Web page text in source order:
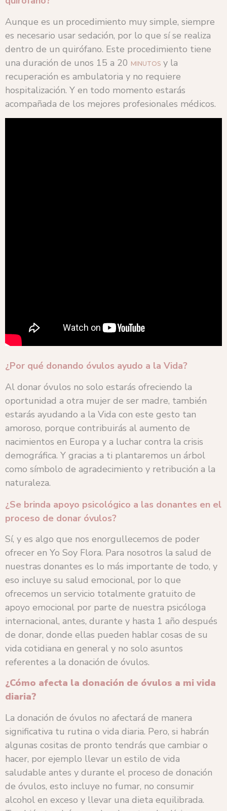
Aunque es un procedimiento muy simple, siempre
es necesario usar sedación, por lo que sí se realiza
dentro de un quirófano. Este procedimiento tiene
una duración de unos 15 a 20 MINUTOS y la
recuperación es ambulatoria y no requiere
hospitalización. Y en todo momento estarás
acompañada de los mejores profesionales médicos.
¿Por qué donando óvulos ayudo a la Vida?
Al donar óvulos no solo estarás ofreciendo la
oportunidad a otra mujer de ser madre, también
estarás ayudando a la Vida con este gesto tan
amoroso, porque contribuirás al aumento de
nacimientos en Europa y a luchar contra la crisis
demográfica. Y gracias a ti plantaremos un árbol
como símbolo de agradecimiento y retribución a la
naturaleza.
¿Se brinda apoyo psicológico a las donantes en el
proceso de donar óvulos?
Sí, y es algo que nos enorgullecemos de poder
ofrecer en Yo Soy Flora. Para nosotros la salud de
nuestras donantes es lo más importante de todo, y
eso incluye su salud emocional, por lo que
ofrecemos un servicio totalmente gratuito de
apoyo emocional por parte de nuestra psicóloga
internacional, antes, durante y hasta 1 año después
de donar, donde ellas pueden hablar cosas de su
vida cotidiana en general y no solo asuntos
referentes a la donación de óvulos.
¿Cómo afecta la donación de óvulos a mi vida
diaria?
La donación de óvulos no afectará de manera
significativa tu rutina o vida diaria. Pero, si habrán
algunas cositas de pronto tendrás que cambiar o
hacer, por ejemplo llevar un estilo de vida
saludable antes y durante el proceso de donación
de óvulos, esto incluye no fumar, no consumir
alcohol en exceso y llevar una dieta equilibrada.